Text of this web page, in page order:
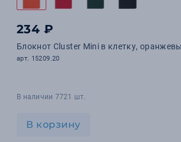
234 ₽
Блокнот Cluster Mini в клетку,
арт. 15209.20
В наличии 7721 шт.
В корзину